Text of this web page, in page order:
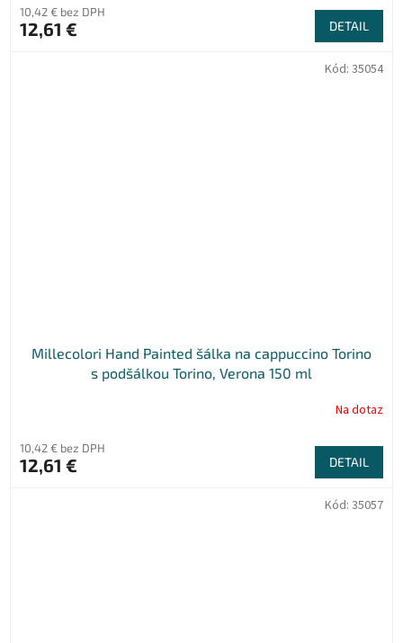
10,42 € bez DPH
12,61 € DETAIL
Millecolori Hand Painted šálka na cappuccino Torino
s podšálkou Torino, Verona 150 ml
Na dotaz
10,42 € bez DPH
12,61 € DETAIL
Kód: 35054
Kód: 35057